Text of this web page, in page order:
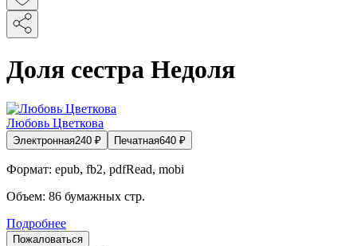
Доля сестра Недоля
Любовь Цветкова
Электронная240 ₽ Печатная640 ₽
Формат: epub, fb2, pdfRead, mobi
Объем: 86 бумажных стр.
Подробнее
Пожаловаться